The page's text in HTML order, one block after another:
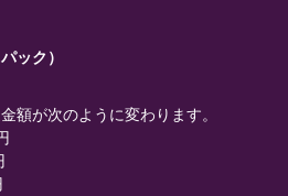
ック）
額が次のように変わります。